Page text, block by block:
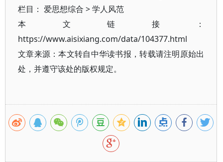
栏目： 爱思想综合 >学人风范
本文链接：
https://www.aisixiang.com/data/104377.html
文章来源：本文转自中华读书报，转载请注明原始出
处，并遵守该处的版权规定。